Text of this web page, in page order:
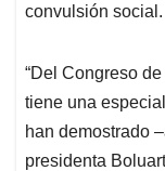
convulsión social.
“Del Congreso
tiene una
han demostrado
presidenta